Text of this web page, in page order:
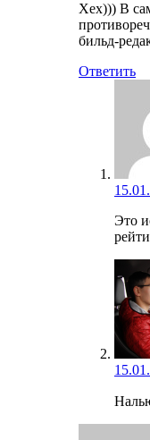
Хех))) В
бильд-
Ответить
Это